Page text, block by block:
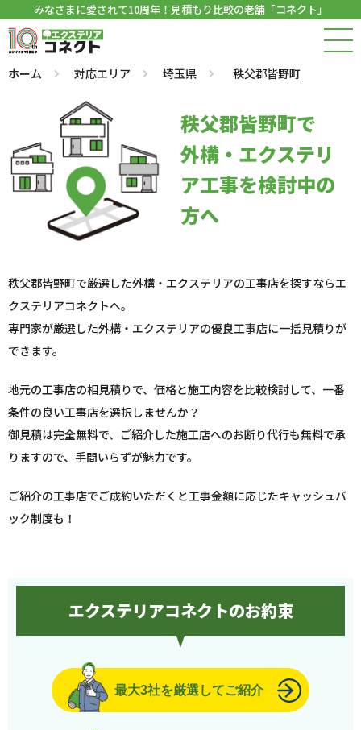
みなさまに愛されて10周年！見積もり比較の老舗「コネクト」
ホーム 対応エリア 埼玉県 秩父郡皆野町
秩父郡皆野町で
外構・エクステリ
ア工事を検討中の
方へ
秩父郡皆野町で厳選した外構・エクステリアの工事店を探すならエ
クステリアコネクトへ。
専門家が厳選した外構・エクステリアの優良工事店に一括見積りが
できます。
地元の工事店の相見積りで、価格と施工内容を比較検討して、一番
条件の良い工事店を選択しませんか？
御見積は完全無料で、ご紹介した施工店へのお断り代行も無料で承
りますので、手間いらずが魅力です。
ご紹介の工事店でご成約いただくと工事金額に応じたキャッシュバ
ック制度も！
エクステリアコネクトのお約束
最大3社を厳選してご紹介